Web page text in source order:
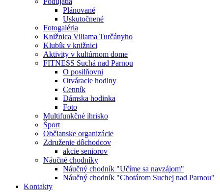
Plánované
Uskutočnené
Fotogaléria
Knižnica Viliama Turčányho
Klubík v knižnici
Aktivity v kultúrnom dome
FITNESS Suchá nad Parnou
O posilňovni
Otváracie hodiny
Cenník
Dámska hodinka
Foto
Multifunkčné ihrisko
Šport
Občianske organizácie
Združenie dôchodcov
akcie seniorov
Náučné chodníky
Náučný chodník "Učíme sa navzájom"
Náučný chodník "Chotárom Suchej nad Parnou"
Kontakty